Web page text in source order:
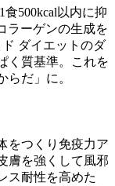
500kcal以内に抑
ラーゲンの生成を
ダイエットのダ
く質基準。これを
らだ」に。
をつくり免疫力ア
膚を強くして風邪
ス耐性を高めた